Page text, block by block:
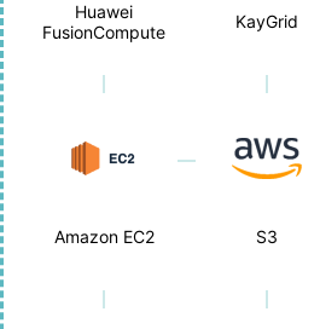
Huawei
FusionCompute
KayGrid
Amazon EC2 S3